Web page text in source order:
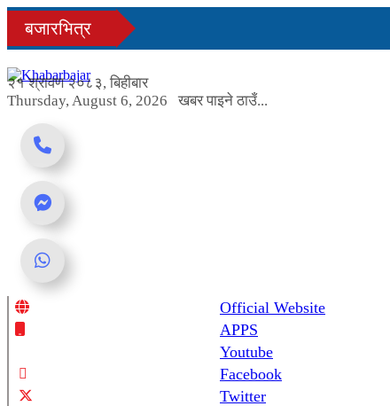
Skip
content
बजारभित्र
२१ श्रावण २०८३, बिहीबार
Thursday, August 6, 2026
खबर पाइने ठाउँ...
Online News Portal
Official Website
APPS
Youtube
Facebook
Twitter